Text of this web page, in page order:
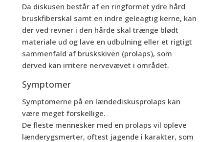
Da diskusen består af en ringformet ydre hård
bruskfiberskal samt en indre geleagtig kerne, kan
der ved revner i den hårde skal trænge blødt
materiale ud og lave en udbulning eller et rigtigt
sammenfald af bruskskiven (prolaps), som
derved kan irritere nervevævet i området.
Symptomer
Symptomerne på en lændediskusprolaps kan
være meget forskellige.
De fleste mennesker med en prolaps vil opleve
lænderygsmerter, oftest jagende i karakter, som